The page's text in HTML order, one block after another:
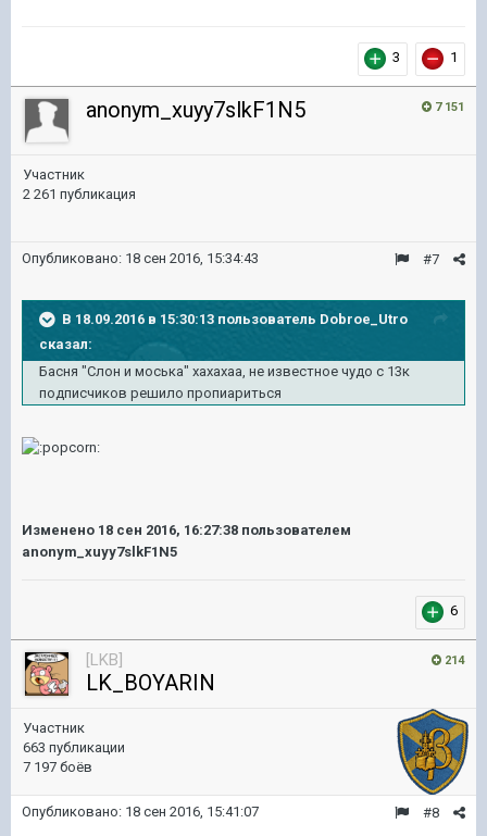
3 1
7 151
anonym_xuyy7slkF1N5
Участник
2 261 публикация
#7
Опубликовано: 18 сен 2016, 15:34:43
В 18.09.2016 в 15:30:13 пользователь Dobroe_Utro
сказал:
Басня "Слон и моська" хахахаа, не известное чудо с 13к
подписчиков решило пропиариться
Изменено 18 сен 2016, 16:27:38 пользователем
anonym_xuyy7slkF1N5
6
214
[LKB]
LK_BOYARIN
Участник
663 публикации
7 197 боёв
#8
Опубликовано: 18 сен 2016, 15:41:07